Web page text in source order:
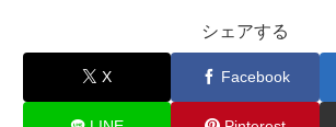
シェアする
X Facebook